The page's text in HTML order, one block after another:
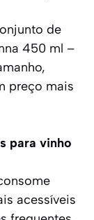
de
450 ml –
preço mais
para vinho
acessíveis